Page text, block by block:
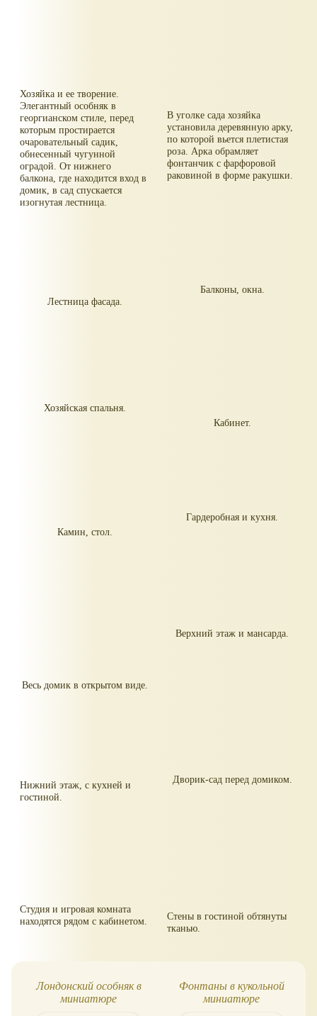
Хозяйка и ее творение.
Элегантный особняк в
георгианском стиле, перед
которым простирается
очаровательный садик,
обнесенный чугунной
оградой. От нижнего
балкона, где находится вход в
домик, в сад спускается
изогнутая лестница.
В уголке сада хозяйка
установила деревянную арку,
по которой вьется плетистая
роза. Арка обрамляет
фонтанчик с фарфоровой
раковиной в форме ракушки.
Лестница фасада.
Балконы, окна.
Хозяйская спальня.
Кабинет.
Камин, стол.
Гардеробная и кухня.
Весь домик в открытом виде.
Верхний этаж и мансарда.
Нижний этаж, с кухней и
гостиной.
Дворик-сад перед домиком.
Студия и игровая комната
находятся рядом с кабинетом.
Стены в гостиной обтянуты
тканью.
Лондонский особняк в
миниатюре
Фонтаны в кукольной
миниатюре